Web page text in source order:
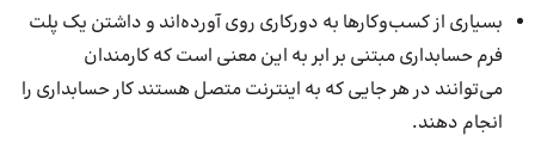
بسیاری از کسب‌وکارها به دورکاری روی آورده‌اند و داشتن یک پلت
فرم حسابداری مبتنی بر ابر به این معنی است که کارمندان
می‌توانند در هر جایی که به اینترنت متصل هستند کار حسابداری را
انجام دهند.